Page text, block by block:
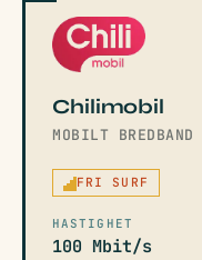
Chilimobil
MOBILT
FRI SURF
HASTIGHET
100 Mbit/s